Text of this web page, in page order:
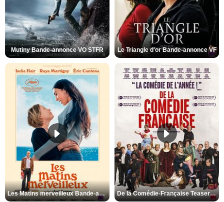
Mutiny Bande-annonce VO STFR Le Triangle d'or Bande-annonce VF
Les Matins merveilleux Bande-annonce VF De la Comédie-Française Teaser VF